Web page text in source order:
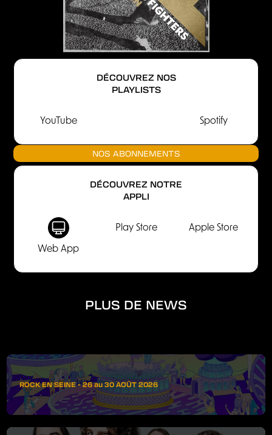
DÉCOUVREZ NOS
PLAYLISTS
YouTube Spotify
NOS ABONNEMENTS
DÉCOUVREZ NOTRE
APPLI
Web App
Play Store Apple Store
PLUS DE NEWS
ROCK EN SEINE - 26 au 30 AOÛT 2026